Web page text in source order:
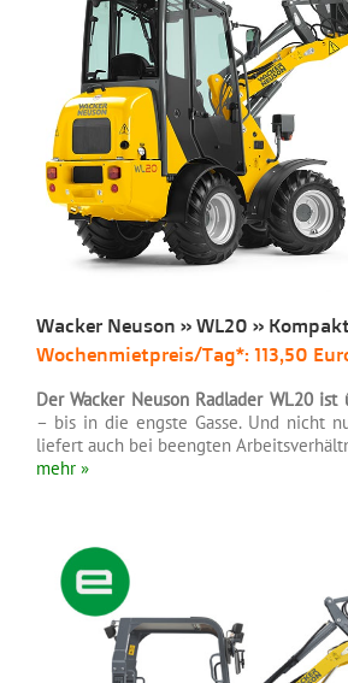
Wacker Neuson » WL20 »
Wochenmietpreis/Tag*: 113,50
Der Wacker Neuson Radlader WL20
– bis in die engste Gasse. Und nicht
liefert auch bei beengten
mehr »